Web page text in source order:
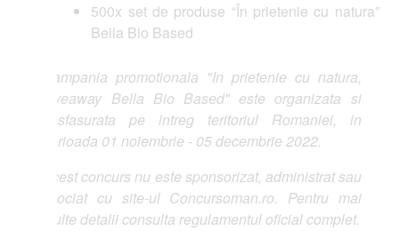
500x set de produse “În prietenie cu natura”
Bella Bio Based
promotionala "In prietenie cu natura,
Bella Bio Based" este organizata si
pe intreg teritoriul Romaniei, in
01 noiembrie - 05 decembrie 2022.
concurs nu este sponsorizat, administrat sau
cu site-ul Concursoman.ro. Pentru mai
detalii consulta regulamentul oficial complet.